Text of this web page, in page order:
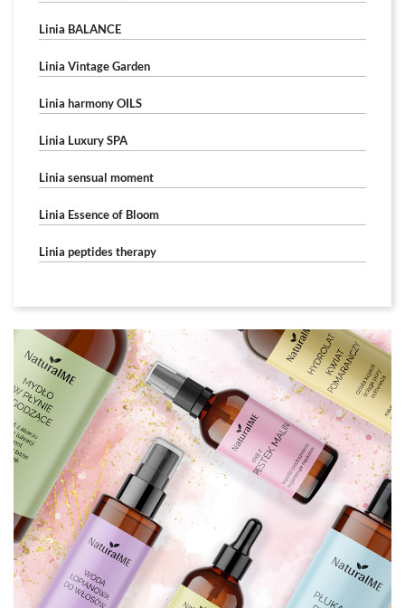
Linia BALANCE
Linia Vintage Garden
Linia harmony OILS
Linia Luxury SPA
Linia sensual moment
Linia Essence of Bloom
Linia peptides therapy